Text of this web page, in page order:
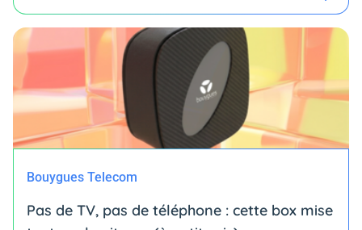
Bouygues Telecom
Pas de TV, pas de téléphone : cette box mise